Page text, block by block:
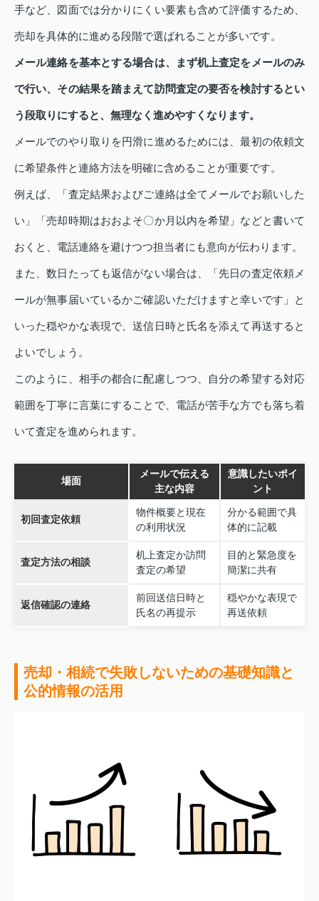
手など、図面では分かりにくい要素も含めて評価するため、
売却を具体的に進める段階で選ばれることが多いです。
メール連絡を基本とする場合は、まず机上査定をメールのみ
で行い、その結果を踏まえて訪問査定の要否を検討するとい
う段取りにすると、無理なく進めやすくなります。
メールでのやり取りを円滑に進めるためには、最初の依頼文
に希望条件と連絡方法を明確に含めることが重要です。
例えば、「査定結果およびご連絡は全てメールでお願いした
い」「売却時期はおおよそ〇か月以内を希望」などと書いて
おくと、電話連絡を避けつつ担当者にも意向が伝わります。
また、数日たっても返信がない場合は、「先日の査定依頼メ
ールが無事届いているかご確認いただけますと幸いです」と
いった穏やかな表現で、送信日時と氏名を添えて再送すると
よいでしょう。
このように、相手の都合に配慮しつつ、自分の希望する対応
範囲を丁寧に言葉にすることで、電話が苦手な方でも落ち着
いて査定を進められます。
場面
メールで伝える
主な内容
意識したいポイ
ント
初回査定依頼
物件概要と現在
の利用状況
分かる範囲で具
体的に記載
査定方法の相談
机上査定か訪問
査定の希望
目的と緊急度を
簡潔に共有
返信確認の連絡
前回送信日時と
氏名の再提示
穏やかな表現で
再送依頼
売却・相続で失敗しないための基礎知識と
公的情報の活用